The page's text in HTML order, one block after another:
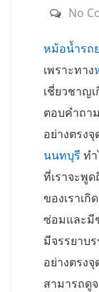
No
หม้อน้ำรถ
เพราะทาง
เชี่ยวชาญ
ตอบคำถา
อย่างตรง
นนทบุรี ท
ที่เราจะพู
ของเราเ
ซ่อมและมี
มีจรรยาบ
อย่างตรง
สามารถดู